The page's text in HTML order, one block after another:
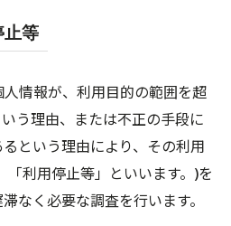
等
情報が、利用目的の範囲を超
う理由、または不正の手段に
という理由により、その利用
利用停止等」といいます。)を
なく必要な調査を行います。